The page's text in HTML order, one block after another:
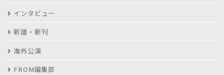
インタビュー
新譜・新刊
海外公演
FROM編集部